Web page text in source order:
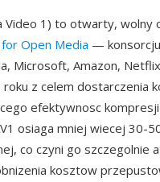
Video 1) to otwarty,
for Open Media —
Microsoft, Amazon,
z celem dostarczenia
efektywnosc
osiaga mniej wiecej 30-
co czyni go
kosztow